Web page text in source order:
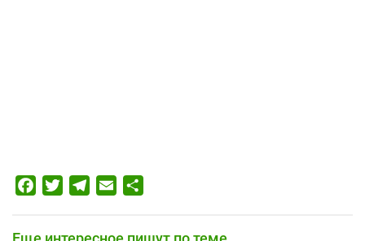
FacebookTwitterTelegram
Email